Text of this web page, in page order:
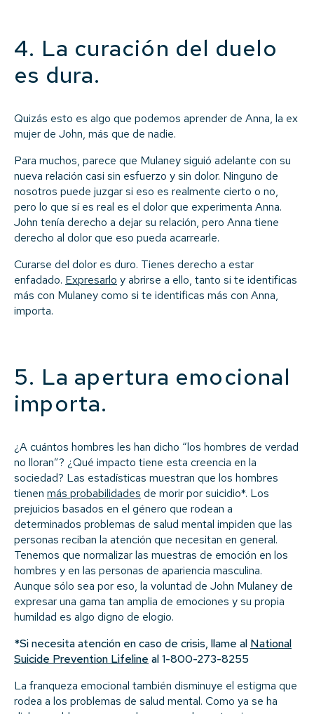
4. La curación del duelo
es dura.
Quizás esto es algo que podemos aprender de Anna, la ex
mujer de John, más que de nadie.
Para muchos, parece que Mulaney siguió adelante con su
nueva relación casi sin esfuerzo y sin dolor. Ninguno de
nosotros puede juzgar si eso es realmente cierto o no,
pero lo que sí es real es el dolor que experimenta Anna.
John tenía derecho a dejar su relación, pero Anna tiene
derecho al dolor que eso pueda acarrearle.
Curarse del dolor es duro. Tienes derecho a estar
enfadado. Expresarlo y abrirse a ello, tanto si te identificas
más con Mulaney como si te identificas más con Anna,
importa.
5. La apertura emocional
importa.
¿A cuántos hombres les han dicho “los hombres de verdad
no lloran”? ¿Qué impacto tiene esta creencia en la
sociedad? Las estadísticas muestran que los hombres
tienen más probabilidades de morir por suicidio*. Los
prejuicios basados en el género que rodean a
determinados problemas de salud mental impiden que las
personas reciban la atención que necesitan en general.
Tenemos que normalizar las muestras de emoción en los
hombres y en las personas de apariencia masculina.
Aunque sólo sea por eso, la voluntad de John Mulaney de
expresar una gama tan amplia de emociones y su propia
humildad es algo digno de elogio.
*Si necesita atención en caso de crisis, llame al National
Suicide Prevention Lifeline al 1-800-273-8255
La franqueza emocional también disminuye el estigma que
rodea a los problemas de salud mental. Como ya se ha